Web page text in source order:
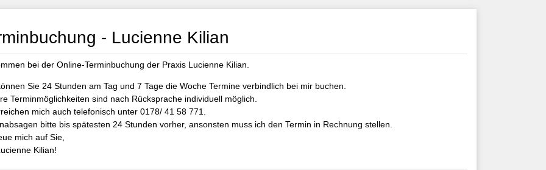
- Lucienne Kilian
bei der Online-Terminbuchung der Praxis Lucienne Kilian.
Sie 24 Stunden am Tag und 7 Tage die Woche Termine verbindlich bei mir buchen.
Terminmöglichkeiten sind nach Rücksprache individuell möglich.
mich auch telefonisch unter 0178/ 41 58 771.
bitte bis spätesten 24 Stunden vorher, ansonsten muss ich den Termin in Rechnung stellen.
mich auf Sie,
Kilian!